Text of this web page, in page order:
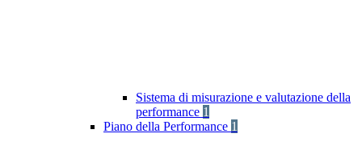
Sistema di misurazione e valutazione della
performance 1
Piano della Performance 1